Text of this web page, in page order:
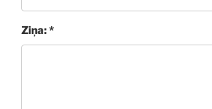
Ziņa: *